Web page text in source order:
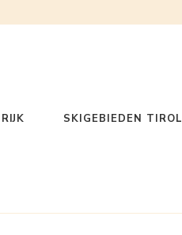
SKIGEBIEDEN TIROL